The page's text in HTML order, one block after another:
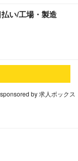
い/工場・製造
sponsored by 求人ボックス